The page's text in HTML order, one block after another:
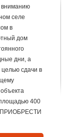
вниманию
селе
в
дом
дни, а
целью сдачи в
400